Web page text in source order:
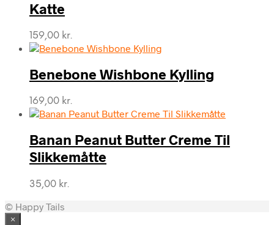
Katte
159,00 kr.
Benebone Wishbone Kylling
169,00 kr.
Banan Peanut Butter Creme Til
Slikkemåtte
35,00 kr.
© Happy Tails
×